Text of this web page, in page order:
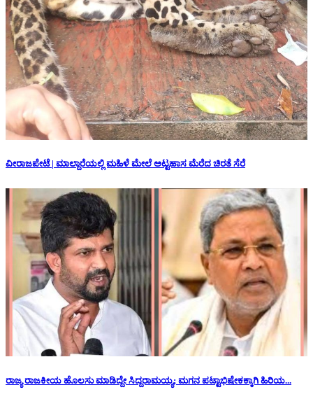
ವೀರಾಜಪೇಟೆ | ಮಾಲ್ದಾರೆಯಲ್ಲಿ ಮಹಿಳೆ ಮೇಲೆ ಅಟ್ಟಹಾಸ ಮೆರೆದ ಚಿರತೆ ಸೆರೆ
ರಾಜ್ಯ ರಾಜಕೀಯ ಹೊಲಸು ಮಾಡಿದ್ದೇ ಸಿದ್ದರಾಮಯ್ಯ; ಮಗನ ಪಟ್ಟಾಭಿಷೇಕಕ್ಕಾಗಿ ಹಿರಿಯ...